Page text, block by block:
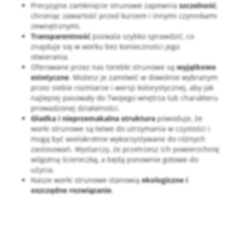
Precyzyjne zamknięcie strunowe zapewniaszczelność,
chroniąc zawartość przed kurzem i innymi czynnikami
zewnętrznymi.
Transparentnośćpozwala szybko sprawdzić, co
znajduje się w worku bez konieczności jego
otwierania.
Oferowane przez nas torebki strunowe sąwyjątkowo
estetyczne. Możesz je zamówić w dowolnie wybranym
przez siebie rozmiarze i wersji kolorystycznej, aby jak
najlepiej pasowały do Twojego wnętrza lub charakteru
prowadzonej działalności.
Gładka i nieprzemakalna strukturapowoduje, że
worki strunowe są łatwe do utrzymania w czystości i
mogą być wielokrotnie wykorzystywane do różnych
zastosowań. Wystarczy, że przetrzesz ich powierzchnię
wilgotną ściereczką, a będą ponownie gotowe do
użycia.
Nasze worki strunowe stanowiąekologiczne i
oszczędne rozwiązanie.